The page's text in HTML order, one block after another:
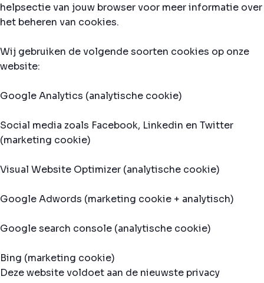
helpsectie van jouw browser voor meer informatie over
het beheren van cookies.
Wij gebruiken de volgende soorten cookies op onze
website:
Google Analytics (analytische cookie)
Social media zoals Facebook, Linkedin en Twitter
(marketing cookie)
Visual Website Optimizer (analytische cookie)
Google Adwords (marketing cookie + analytisch)
Google search console (analytische cookie)
Bing (marketing cookie)
Deze website voldoet aan de nieuwste privacy